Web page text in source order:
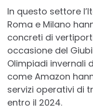
In questo settore
Roma e Milano
concreti di
occasione del
Olimpiadi invernali
come Amazon
servizi operativi di
entro il 2024.